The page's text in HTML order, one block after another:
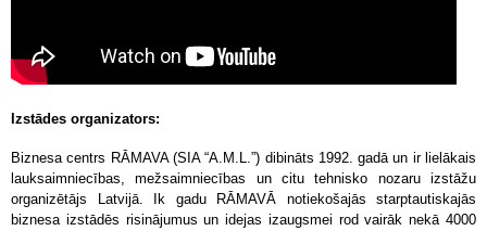
Izstādes organizators:
Biznesa centrs RĀMAVA (SIA “A.M.L.”) dibināts 1992. gadā un ir lielākais
lauksaimniecības, mežsaimniecības un citu tehnisko nozaru izstāžu
organizētājs Latvijā. Ik gadu RĀMAVĀ notiekošajās starptautiskajās
biznesa izstādēs risinājumus un idejas izaugsmei rod vairāk nekā 4000